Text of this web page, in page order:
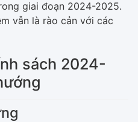
giai đoạn 2024-2025.
vẫn là rào cản với các
sách 2024-